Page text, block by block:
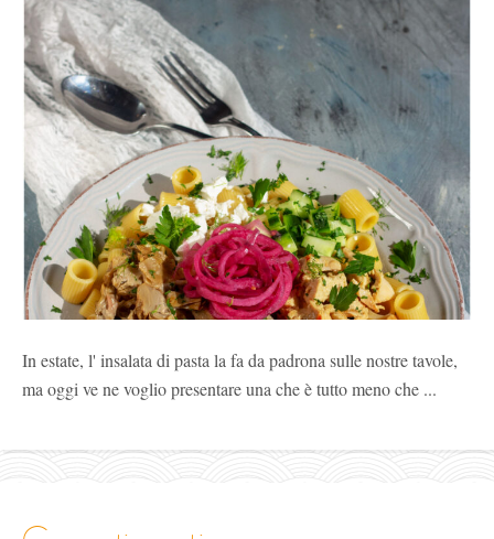
In estate, l' insalata di pasta la fa da padrona sulle nostre tavole,
ma oggi ve ne voglio presentare una che è tutto meno che ...